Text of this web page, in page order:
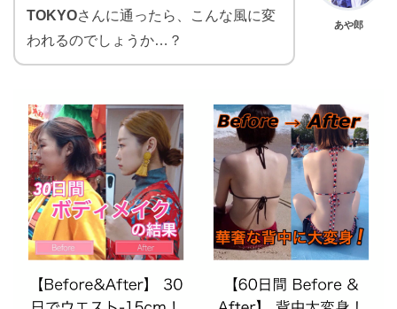
TOKYOさんに通ったら、こんな風に変
われるのでしょうか…？
あや郎